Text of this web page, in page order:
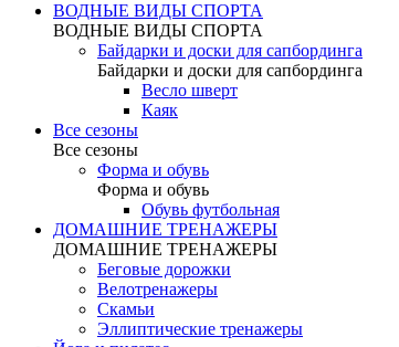
ВОДНЫЕ ВИДЫ СПОРТА
ВОДНЫЕ ВИДЫ СПОРТА
Байдарки и доски для сапбординга
Байдарки и доски для сапбординга
Весло шверт
Каяк
Все сезоны
Все сезоны
Форма и обувь
Форма и обувь
Обувь футбольная
ДОМАШНИЕ ТРЕНАЖЕРЫ
ДОМАШНИЕ ТРЕНАЖЕРЫ
Беговые дорожки
Велотренажеры
Скамьи
Эллиптические тренажеры